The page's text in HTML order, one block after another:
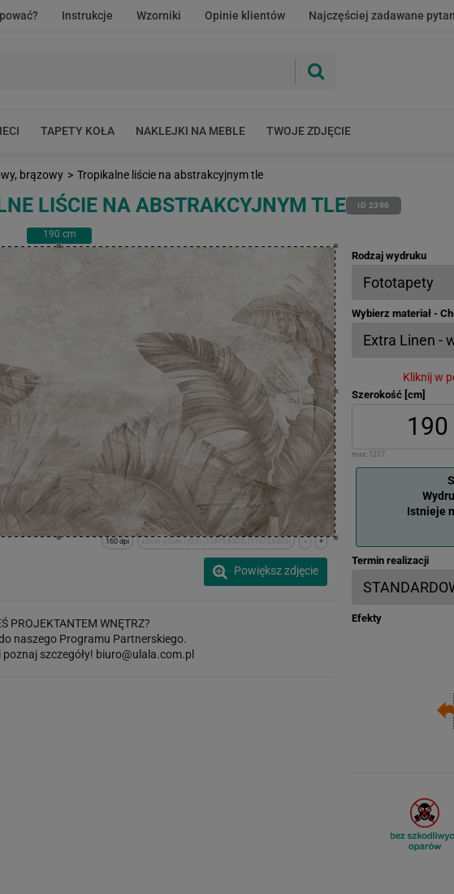
Instrukcje Wzorniki Opinie klientów Najczęściej zadawane
TAPETY KOŁA NAKLEJKI NA MEBLE TWOJE ZDJĘCIE
brązowy > Tropikalne liście na abstrakcyjnym tle
LIŚCIE NA ABSTRAKCYJNYM TLE ID 2396
190 cm
+
-
x:0cm y:0cm | (0,0) (11975,6303) (11975,6303)
160 dpi
Powiększ zdjęcie
PROJEKTANTEM WNĘTRZ?
naszego Programu Partnerskiego.
szczegóły! biuro@ulala.com.pl
Rodzaj wydruku
Wybierz materiał -
Kliknij w
Szerokość [cm]
max: 1217
Istnieje
Termin realizacji
Efekty